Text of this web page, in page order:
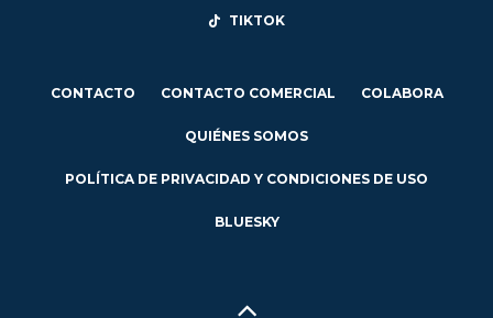
TIKTOK
CONTACTO CONTACTO COMERCIAL COLABORA
QUIÉNES SOMOS
POLÍTICA DE PRIVACIDAD Y CONDICIONES DE USO
BLUESKY